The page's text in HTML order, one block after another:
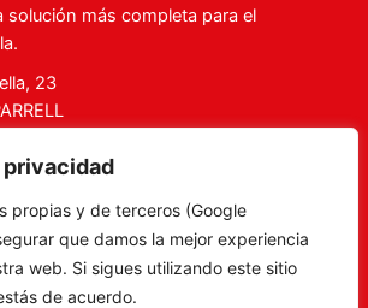
privacidad
propias y de terceros (Google
que damos la mejor experiencia
web. Si sigues utilizando este sitio
de acuerdo.
solución más completa para el
23